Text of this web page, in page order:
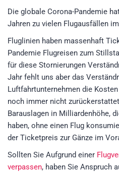
Die globale Corona-Pandemie
Jahren zu vielen Flugausfällen
Fluglinien haben massenhaft
Pandemie Flugreisen zum
für diese Stornierungen
Jahr fehlt uns aber das
Luftfahrtunternehmen die
noch immer nicht
Barauslagen in Milliardenhöhe,
haben, ohne einen Flug
der Ticketpreis zur Gänze im
Sollten Sie Aufgrund einer
verpassen, haben Sie Anspruch